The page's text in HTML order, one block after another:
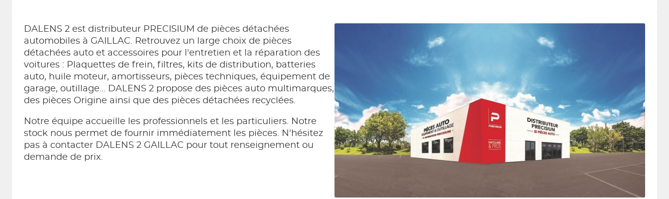
DALENS 2 est distributeur PRECISIUM de pièces détachées
automobiles à GAILLAC. Retrouvez un large choix de pièces
détachées auto et accessoires pour l'entretien et la réparation des
voitures : Plaquettes de frein, filtres, kits de distribution, batteries
auto, huile moteur, amortisseurs, pièces techniques, équipement de
garage, outillage... DALENS 2 propose des pièces auto multimarques,
des pièces Origine ainsi que des pièces détachées recyclées.
Notre équipe accueille les professionnels et les particuliers. Notre
stock nous permet de fournir immédiatement les pièces. N'hésitez
pas à contacter DALENS 2 GAILLAC pour tout renseignement ou
demande de prix.